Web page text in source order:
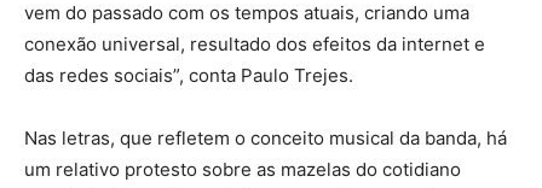
vem do passado com os tempos atuais, criando uma
conexão universal, resultado dos efeitos da internet e
das redes sociais”, conta Paulo Trejes.
Nas letras, que refletem o conceito musical da banda, há
um relativo protesto sobre as mazelas do cotidiano